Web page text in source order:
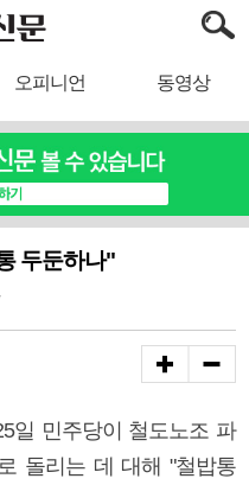
오피니언 동영상
두둔하나"
일 민주당이 철도노조 파
돌리는 데 대해 "철밥통